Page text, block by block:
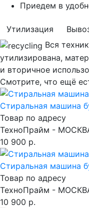
Приедем в
Утилизация
Вся
утилизирована,
и вторичное
Смотрите, что ещё
Стиральная машина
Товар по адресу
ТехноПрайм -
10 900 р.
Стиральная машина
Товар по адресу
ТехноПрайм -
10 900 р.